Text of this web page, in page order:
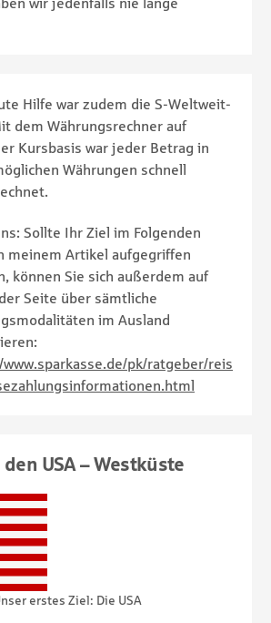
Hilfe war zudem die S-Weltweit-
dem Währungsrechner auf
Kursbasis war jeder Betrag in
Währungen schnell
Sollte Ihr Ziel im Folgenden
meinem Artikel aufgegriffen
können Sie sich außerdem auf
Seite über sämtliche
im Ausland
pk/ratgeber/reis
USA – Westküste
erstes Ziel: Die USA